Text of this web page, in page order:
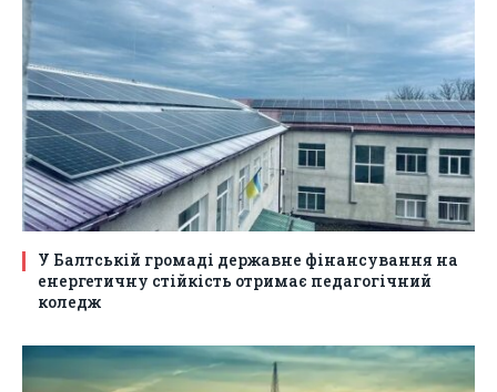
У Балтській громаді державне фінансування на
енергетичну стійкість отримає педагогічний
коледж